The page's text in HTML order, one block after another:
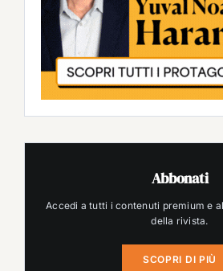
Abbonati
Accedi a tutti i contenuti premium e
della rivista.
SCOPRI DI PIÙ